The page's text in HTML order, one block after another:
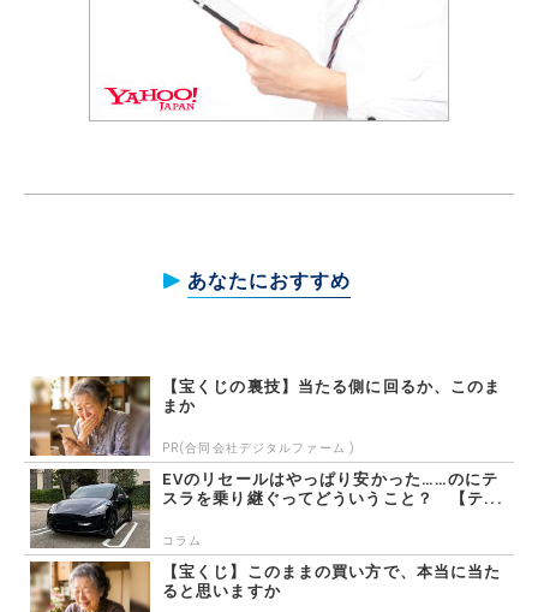
あなたにおすすめ
【宝くじの裏技】当たる側に回るか、このま
まか
PR(合同会社デジタルファーム )
EVのリセールはやっぱり安かった……のにテ
スラを乗り継ぐってどういうこと？ 【テ...
コラム
【宝くじ】このままの買い方で、本当に当た
ると思いますか